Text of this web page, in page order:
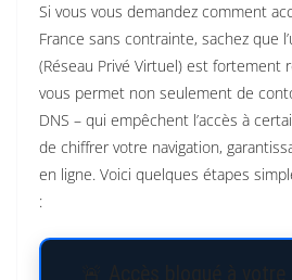
Si vous vous demandez comment
France sans contrainte, sachez que
(Réseau Privé Virtuel) est fortement
vous permet non seulement de
DNS – qui empêchent l’accès à
de chiffrer votre navigation,
en ligne. Voici quelques étapes
: